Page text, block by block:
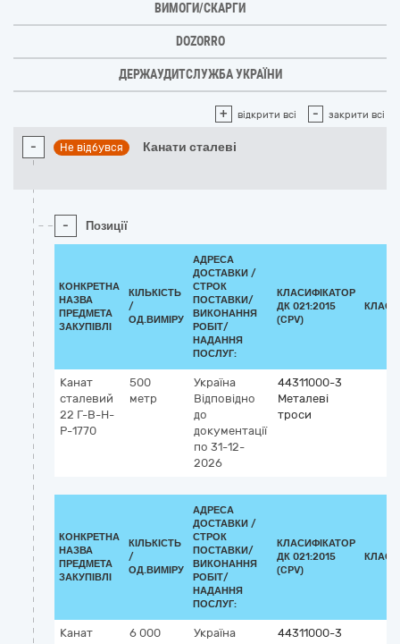
ВИМОГИ/СКАРГИ
DOZORRO
ДЕРЖАУДИТСЛУЖБА УКРАЇНИ
+ відкрити всі - закрити всі
- Не відбувся Канати сталеві
- Позиції
КОНКРЕТНА
НАЗВА
ПРЕДМЕТА
ЗАКУПІВЛІ
КІЛЬКІСТЬ
/
ОД.ВИМІРУ
АДРЕСА
ДОСТАВКИ /
СТРОК
ПОСТАВКИ/
ВИКОНАННЯ
РОБІТ/
НАДАННЯ
ПОСЛУГ:
КЛАСИФІКАТОР
ДК 021:2015
(CPV)
Канат
сталевий
22 Г-В-Н-
Р-1770
500
метр
Україна
Відповідно
до
документації
по 31-12-
2026
44311000-3
Металеві
троси
КОНКРЕТНА
НАЗВА
ПРЕДМЕТА
ЗАКУПІВЛІ
КІЛЬКІСТЬ
/
ОД.ВИМІРУ
АДРЕСА
ДОСТАВКИ /
СТРОК
ПОСТАВКИ/
ВИКОНАННЯ
РОБІТ/
НАДАННЯ
ПОСЛУГ:
КЛАСИФІКАТОР
ДК 021:2015
(CPV)
Канат
6 000
Україна
44311000-3